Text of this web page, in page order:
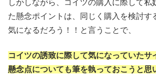
しかしながら、コイツの購入に際して私
た懸念ポイントは、同じく購入を検討す
気になるだろう！！と言うことで、
コイツの誘致に際して気になっていたサ
懸念点についても筆を執っておこうと思